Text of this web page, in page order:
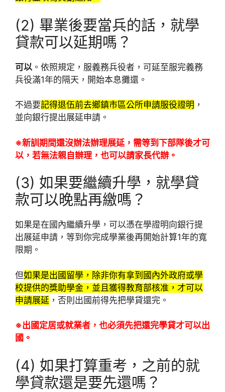
(2) 畢業後要當兵的話，就學
貸款可以延期嗎？
可以 。依照規定，服義務兵役者，可延至服完義務
兵役滿1年的隔天，開始本息攤還。
不過要記得退伍前去鄉鎮市區公所申請服役證明 ，
並向銀行提出展延申請。
※新訓期間還沒辦法辦理展延，需等到下部隊後才可
以，若無法親自辦理，也可以請家長代辦。
(3) 如果要繼續升學，就學貸
款可以晚點再繳嗎？
如果是在國內繼續升學，可以憑在學證明向銀行提
出展延申請，等到你完成學業後再開始計算1年的寬
限期。
但如果是出國留學，除非你有拿到國內外政府或學
校提供的獎助學金，並且獲得教育部核准，才可以
申請展延 ，否則出國前得先把學貸還完。
※出國定居或就業者，也必須先把還完學貸才可以出
國。
(4) 如果打算重考，之前的就
學貸款還是要先還嗎？